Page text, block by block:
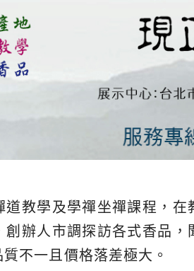
道教學及學禪坐禪課程，
創辦人市調探訪各式香品
不一且價格落差極大。